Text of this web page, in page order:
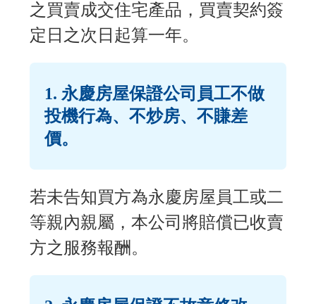
之買賣成交住宅產品，買賣契約簽
定日之次日起算一年。
1. 永慶房屋保證公司員工不做
投機行為、不炒房、不賺差
價。
若未告知買方為永慶房屋員工或二
等親內親屬，本公司將賠償已收賣
方之服務報酬。